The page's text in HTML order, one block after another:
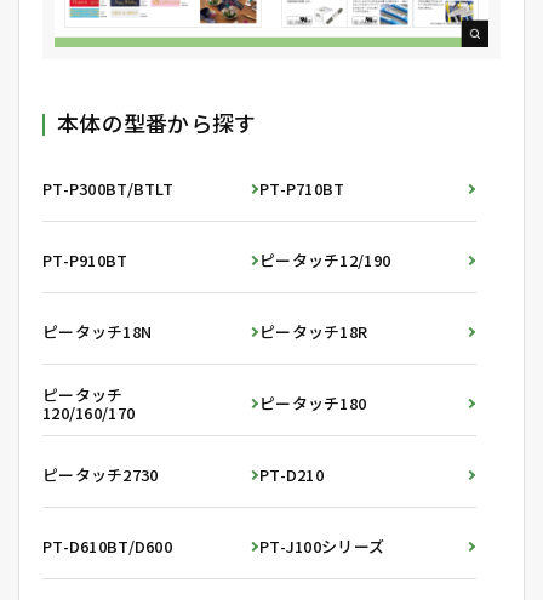
本体の型番から探す
PT-P300BT/BTLT PT-P710BT
PT-P910BT ピータッチ12/190
ピータッチ18N ピータッチ18R
ピータッチ
120/160/170 ピータッチ180
ピータッチ2730 PT-D210
PT-D610BT/D600 PT-J100シリーズ